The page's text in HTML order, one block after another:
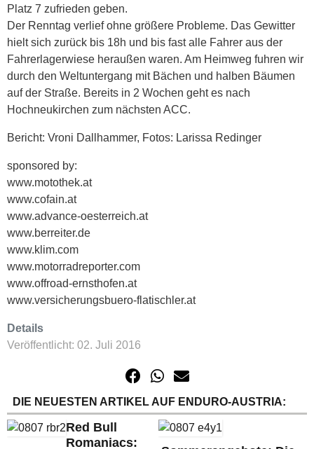
Platz 7 zufrieden geben.
Der Renntag verlief ohne größere Probleme. Das Gewitter
hielt sich zurück bis 18h und bis fast alle Fahrer aus der
Fahrerlagerwiese heraußen waren. Am Heimweg fuhren wir
durch den Weltuntergang mit Bächen und halben Bäumen
auf der Straße. Bereits in 2 Wochen geht es nach
Hochneukirchen zum nächsten ACC.
Bericht: Vroni Dallhammer, Fotos: Larissa Redinger
sponsored by:
www.motothek.at
www.cofain.at
www.advance-oesterreich.at
www.berreiter.de
www.klim.com
www.motorradreporter.com
www.offroad-ernsthofen.at
www.versicherungsbuero-flatischler.at
Details
Veröffentlicht: 02. Juli 2016
DIE NEUESTEN ARTIKEL AUF ENDURO-AUSTRIA:
Red Bull
Romaniacs: